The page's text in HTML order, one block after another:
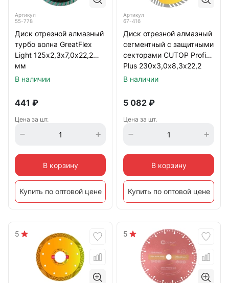
Артикул
55-778
Диск отрезной алмазный
турбо волна GreatFlex
Light 125х2,3х7,0х22,2
мм
В наличии
441 ₽
Цена за шт.
В корзину
Купить по оптовой цене
Артикул
67-416
Диск отрезной алмазный
сегментный с защитными
секторами CUTOP Profi
Plus 230х3,0х8,3х22,2
мм
В наличии
5 082 ₽
Цена за шт.
В корзину
Купить по оптовой цене
5 5